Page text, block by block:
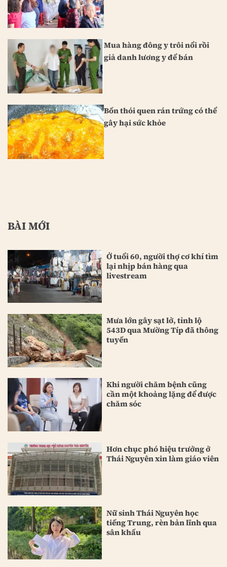
Mua hàng đông y trôi nổi rồi
giả danh lương y để bán
Bốn thói quen rán trứng có thể
gây hại sức khỏe
BÀI MỚI
Ở tuổi 60, người thợ cơ khí tìm
lại nhịp bán hàng qua
livestream
Mưa lớn gây sạt lở, tỉnh lộ
543D qua Mường Típ đã thông
tuyến
Khi người chăm bệnh cũng
cần một khoảng lặng để được
chăm sóc
Hơn chục phó hiệu trưởng ở
Thái Nguyên xin làm giáo viên
Nữ sinh Thái Nguyên học
tiếng Trung, rèn bản lĩnh qua
sân khấu